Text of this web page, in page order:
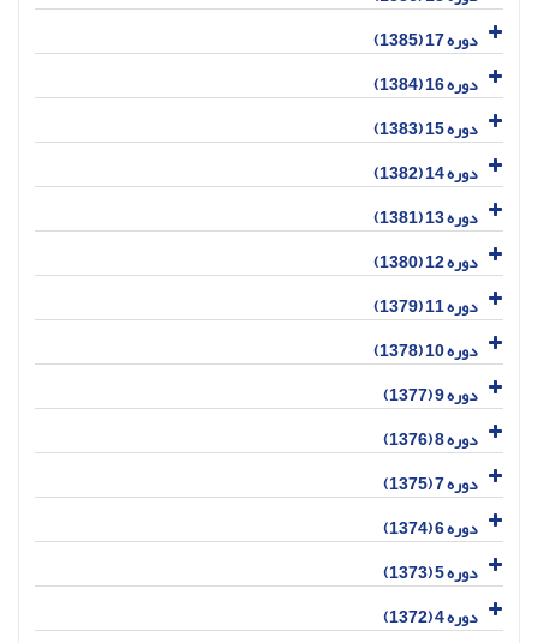
دوره 17 (1385)
دوره 16 (1384)
دوره 15 (1383)
دوره 14 (1382)
دوره 13 (1381)
دوره 12 (1380)
دوره 11 (1379)
دوره 10 (1378)
دوره 9 (1377)
دوره 8 (1376)
دوره 7 (1375)
دوره 6 (1374)
دوره 5 (1373)
دوره 4 (1372)